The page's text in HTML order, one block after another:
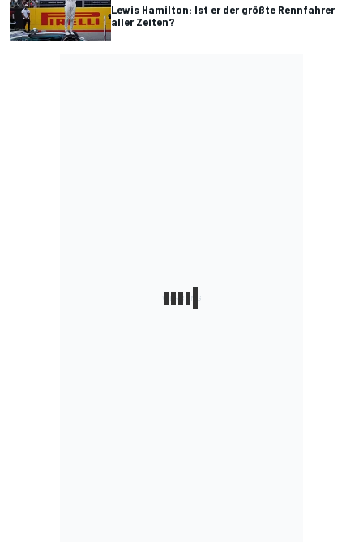
Lewis Hamilton: Ist er der größte Rennfahrer
aller Zeiten?